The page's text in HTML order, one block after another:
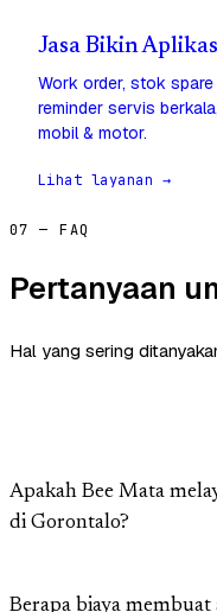
Jasa Bikin
Work order, stok
reminder servis
mobil & motor.
Lihat layanan →
07 — FAQ
Pertanyaan
Hal yang sering
Apakah Bee Mata
di Gorontalo?
Berapa biaya